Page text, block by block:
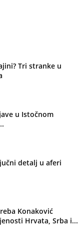
Tri stranke u
u Istočnom
detalj u aferi
Konaković
Hrvata, Srba i...